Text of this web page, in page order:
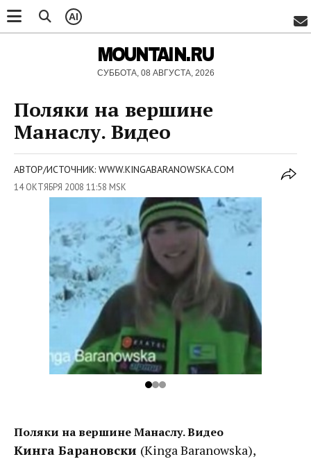
AI
MOUNTAIN.RU
СУББОТА, 08 АВГУСТА, 2026
Поляки на вершине
Манаслу. Видео
АВТОР/ИСТОЧНИК: WWW.KINGABARANOWSKA.COM
14 ОКТЯБРЯ 2008 11:58 MSK
Поляки на вершине Манаслу. Видео
Кинга Барановски (Kinga Baranowska),